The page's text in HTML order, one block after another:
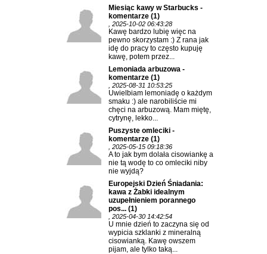
Miesiąc kawy w Starbucks -
komentarze (1)
, 2025-10-02 06:43:28
Kawę bardzo lubię więc na
pewno skorzystam :) Z rana jak
idę do pracy to często kupuję
kawę, potem przez...
Lemoniada arbuzowa -
komentarze (1)
, 2025-08-31 10:53:25
Uwielbiam lemoniadę o każdym
smaku :) ale narobiliście mi
chęci na arbuzową. Mam miętę,
cytrynę, lekko...
Puszyste omleciki -
komentarze (1)
, 2025-05-15 09:18:36
A to jak bym dolała cisowiankę a
nie tą wodę to co omleciki niby
nie wyjdą?
Europejski Dzień Śniadania:
kawa z Żabki idealnym
uzupełnieniem porannego
pos... (1)
, 2025-04-30 14:42:54
U mnie dzień to zaczyna się od
wypicia szklanki z mineralną
cisowianką. Kawę owszem
pijam, ale tylko taką...